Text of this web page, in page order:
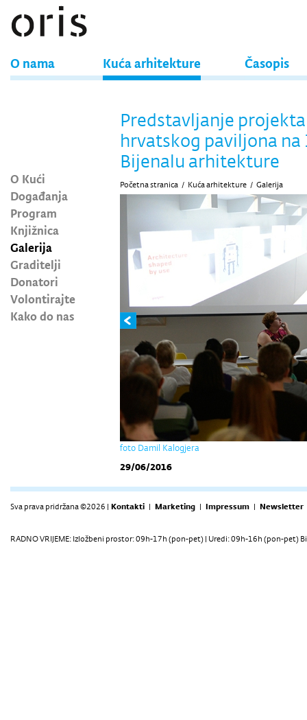
O nama Kuća arhitekture Časopis
O Kući
Događanja
Program
Knjižnica
Galerija
Graditelji
Donatori
Volontirajte
Kako do nas
Predstavljanje projekta
hrvatskog paviljona na
Bijenalu arhitekture
Početna stranica / Kuća arhitekture / Galerija
foto Damil Kalogjera
29/06/2016
Sva prava pridržana ©2026 | Kontakti | Marketing | Impressum | Newsletter
RADNO VRIJEME: Izložbeni prostor: 09h-17h (pon-pet) | Uredi: 09h-16h (pon-pet)